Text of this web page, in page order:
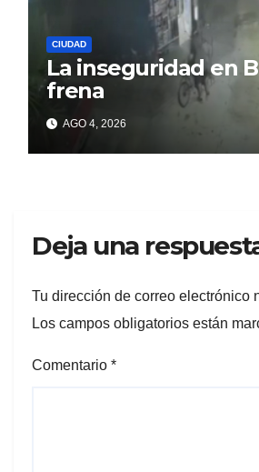
CIUDAD
La inseguridad en
frena
AGO 4, 2026
Deja una
Tu dirección de correo electrónico
Los campos obligatorios están
Comentario *